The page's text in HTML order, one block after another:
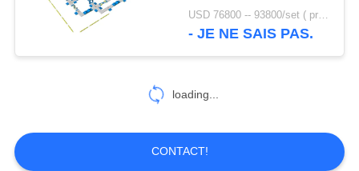
paintball gonflable
26
géant de mer avec le
certificat de TUV
USD 76800 -- 93800/set ( price just for reference, detailed prices need to be confirmed) MOQ:1 pc
- JE NE SAIS PAS.
loading...
CONTACT!